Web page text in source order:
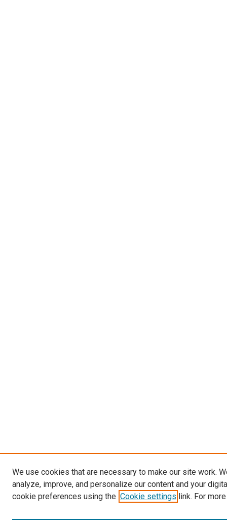
We use cookies that are necessary to make our site work.
analyze, improve, and personalize our content and your
cookie preferences using the Cookie settings link. For